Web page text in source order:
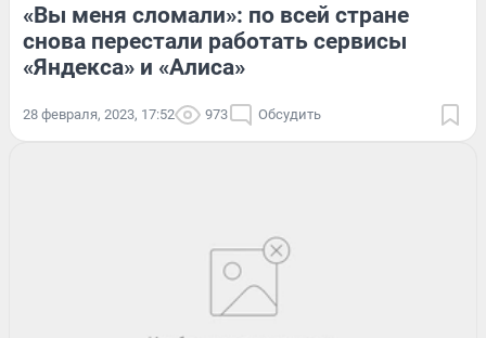
«Вы меня сломали»: по всей стране
снова перестали работать сервисы
«Яндекса» и «Алиса»
28 февраля, 2023, 17:52 973 Обсудить